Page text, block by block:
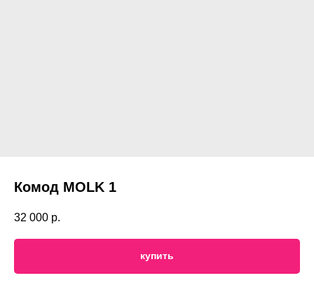
Комод MOLK 1
32 000 р.
купить